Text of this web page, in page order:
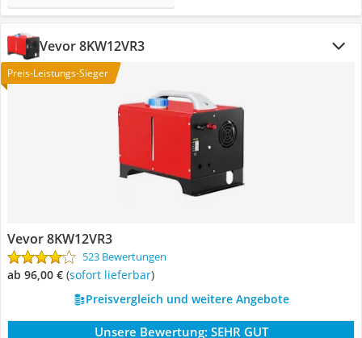
Vevor 8KW12VR3
Preis-Leistungs-Sieger
Vevor 8KW12VR3
523 Bewertungen
ab 96,00 € ( Sofort lieferbar)
Preisvergleich und weitere Angebote
Unsere Bewertung: SEHR GUT